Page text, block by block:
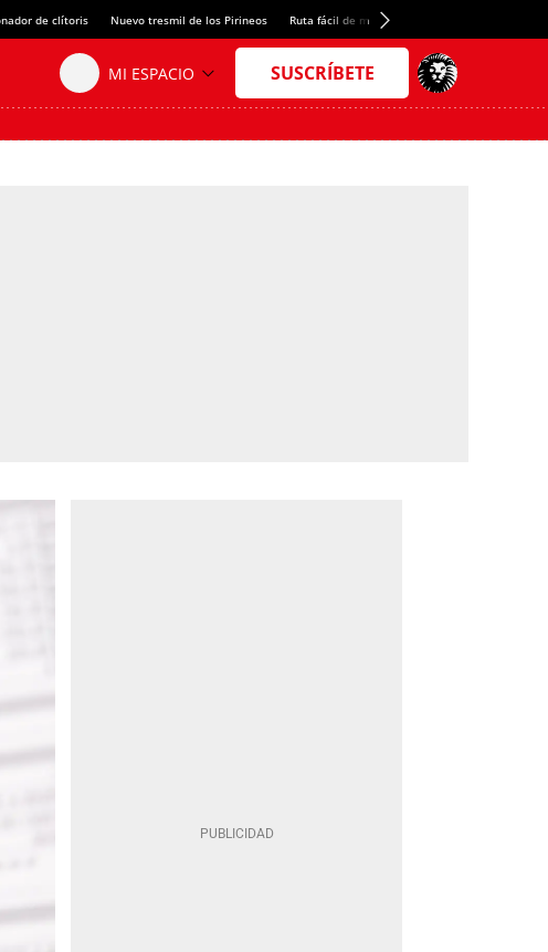
de clítoris Nuevo tresmil de los Pirineos Ruta fácil de montaña